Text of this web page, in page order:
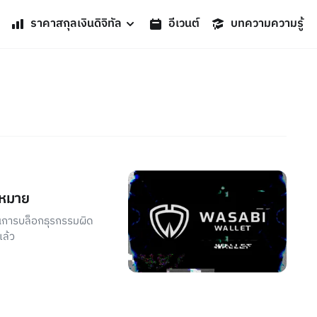
ราคาสกุลเงินดิจิทัล อีเวนต์ บทความความรู้
มาย
การบล็อกธุรกรรมผิด
ว